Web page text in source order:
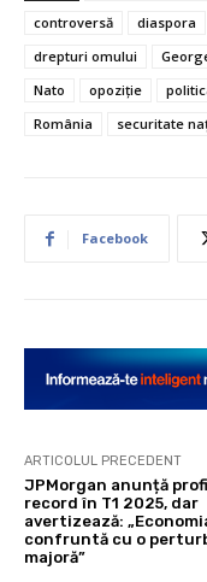
controversă
diaspora
drepturi omului
Nato
opoziție
România
securitate
Facebook
ARTICOLUL PRECEDENT
JPMorgan anunță
record în T1 2025, dar
avertizează:
confruntă cu o
majoră”